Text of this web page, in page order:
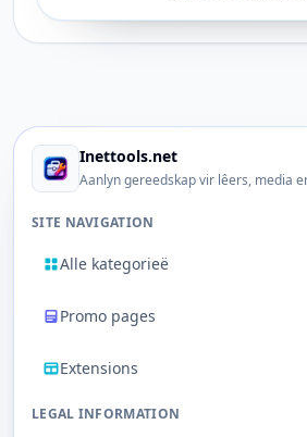
Inettools.net
Aanlyn gereedskap vir lêers, media
SITE NAVIGATION
Alle kategorieë
Promo pages
Extensions
LEGAL INFORMATION